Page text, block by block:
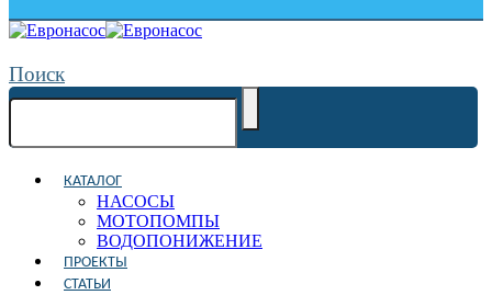
Поиск
КАТАЛОГ
НАСОСЫ
МОТОПОМПЫ
ВОДОПОНИЖЕНИЕ
ПРОЕКТЫ
СТАТЬИ